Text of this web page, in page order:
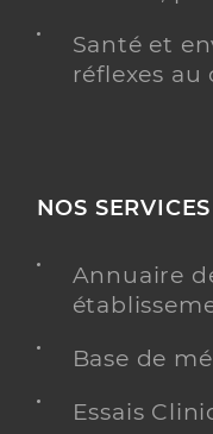
Santé et
réflexes
NOS SERVICES
Annuaire
Base de
Essais